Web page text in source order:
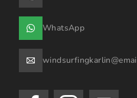
WhatsApp